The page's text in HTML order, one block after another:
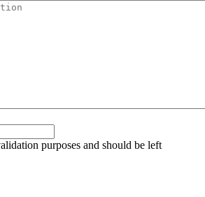
purposes and should be left